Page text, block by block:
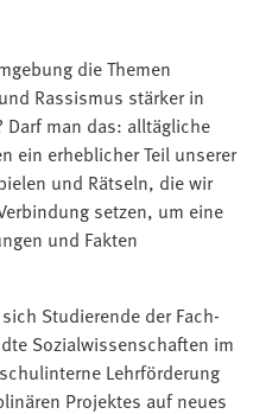
die Themen
Rassismus stärker in
Darf man das: alltägliche
ein erheblicher Teil unserer
und Rätseln, die wir
setzen, um eine
und Fakten
Studierende der Fach­
Sozialwissenschaften im
Lehrförderung
Projektes auf neues